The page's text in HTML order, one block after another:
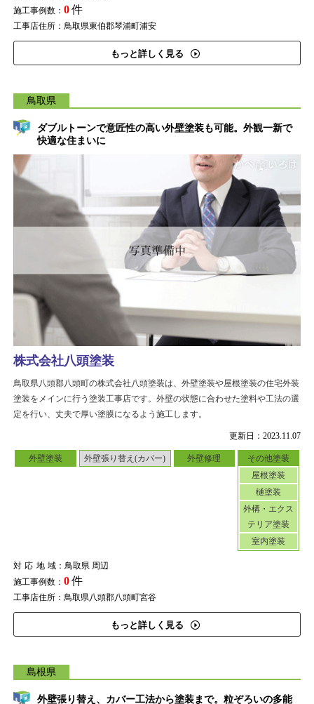
施工事例数： 0件
工事店住所：鳥取県東伯郡琴浦町浦安
もっと詳しく見る
鳥取県
ダブルトーンで意匠性の高い外壁塗装も可能。外観一新で
快適な住まいに
更新日：2023.11.07
外壁塗装 外壁張り替え(カバー) 外壁修理
その他塗装
屋根塗装
樋塗装
外構・エクス
テリア塗装
室内塗装
対応地域：鳥取県 周辺
施工事例数： 0件
工事店住所：鳥取県八頭郡八頭町宮谷
もっと詳しく見る
株式会社八頭塗装
鳥取県八頭郡八頭町の株式会社八頭塗装は、外壁塗装や屋根塗装の住宅外装
塗装をメインに行う塗装工事店です。外壁の状態に合わせた塗料や工法の選
定を行い、丈夫で厚い塗膜になるよう施工します。
島根県
外壁張り替え、カバー工法から塗装まで。粒ぞろいの多能